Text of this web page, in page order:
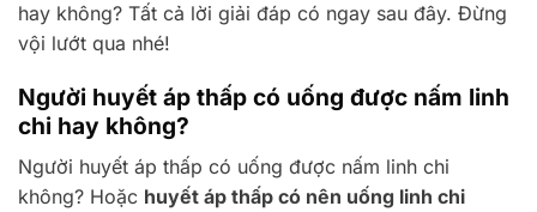
hay không? Tất cả lời giải đáp có ngay sau đây. Đừng
vội lướt qua nhé!
Người huyết áp thấp có uống được nấm linh
chi hay không?
Người huyết áp thấp có uống được nấm linh chi
không? Hoặc huyết áp thấp có nên uống linh chi